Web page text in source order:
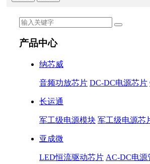
产品中心
纳芯威
音频功放芯片 DC-DC电源芯片
长运通
军工级电源模块 军工级电源芯
亚成微
LED恒流驱动芯片 AC-DC电源